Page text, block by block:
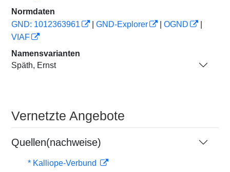
Normdaten
GND: 1012363961
GND-Explorer OGND
VIAF
Namensvarianten
Späth, Ernst
Vernetzte Angebote
Quellen(nachweise)
* Kalliope-Verbund